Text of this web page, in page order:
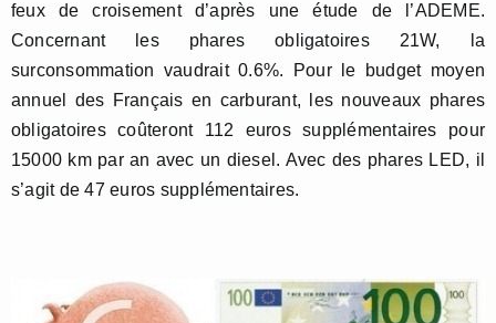
feux de croisement d’après une étude de l’ADEME.
Concernant les phares obligatoires 21W, la
surconsommation vaudrait 0.6%. Pour le budget moyen
annuel des Français en carburant, les nouveaux phares
obligatoires coûteront 112 euros supplémentaires pour
15000 km par an avec un diesel. Avec des phares LED, il
s’agit de 47 euros supplémentaires.